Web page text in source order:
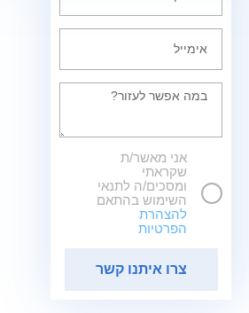
אני מאשר/ת
שקראתי
ומסכים/ה לתנאי
השימוש בהתאם
להצהרת
הפרטיות
צרו איתנו קשר